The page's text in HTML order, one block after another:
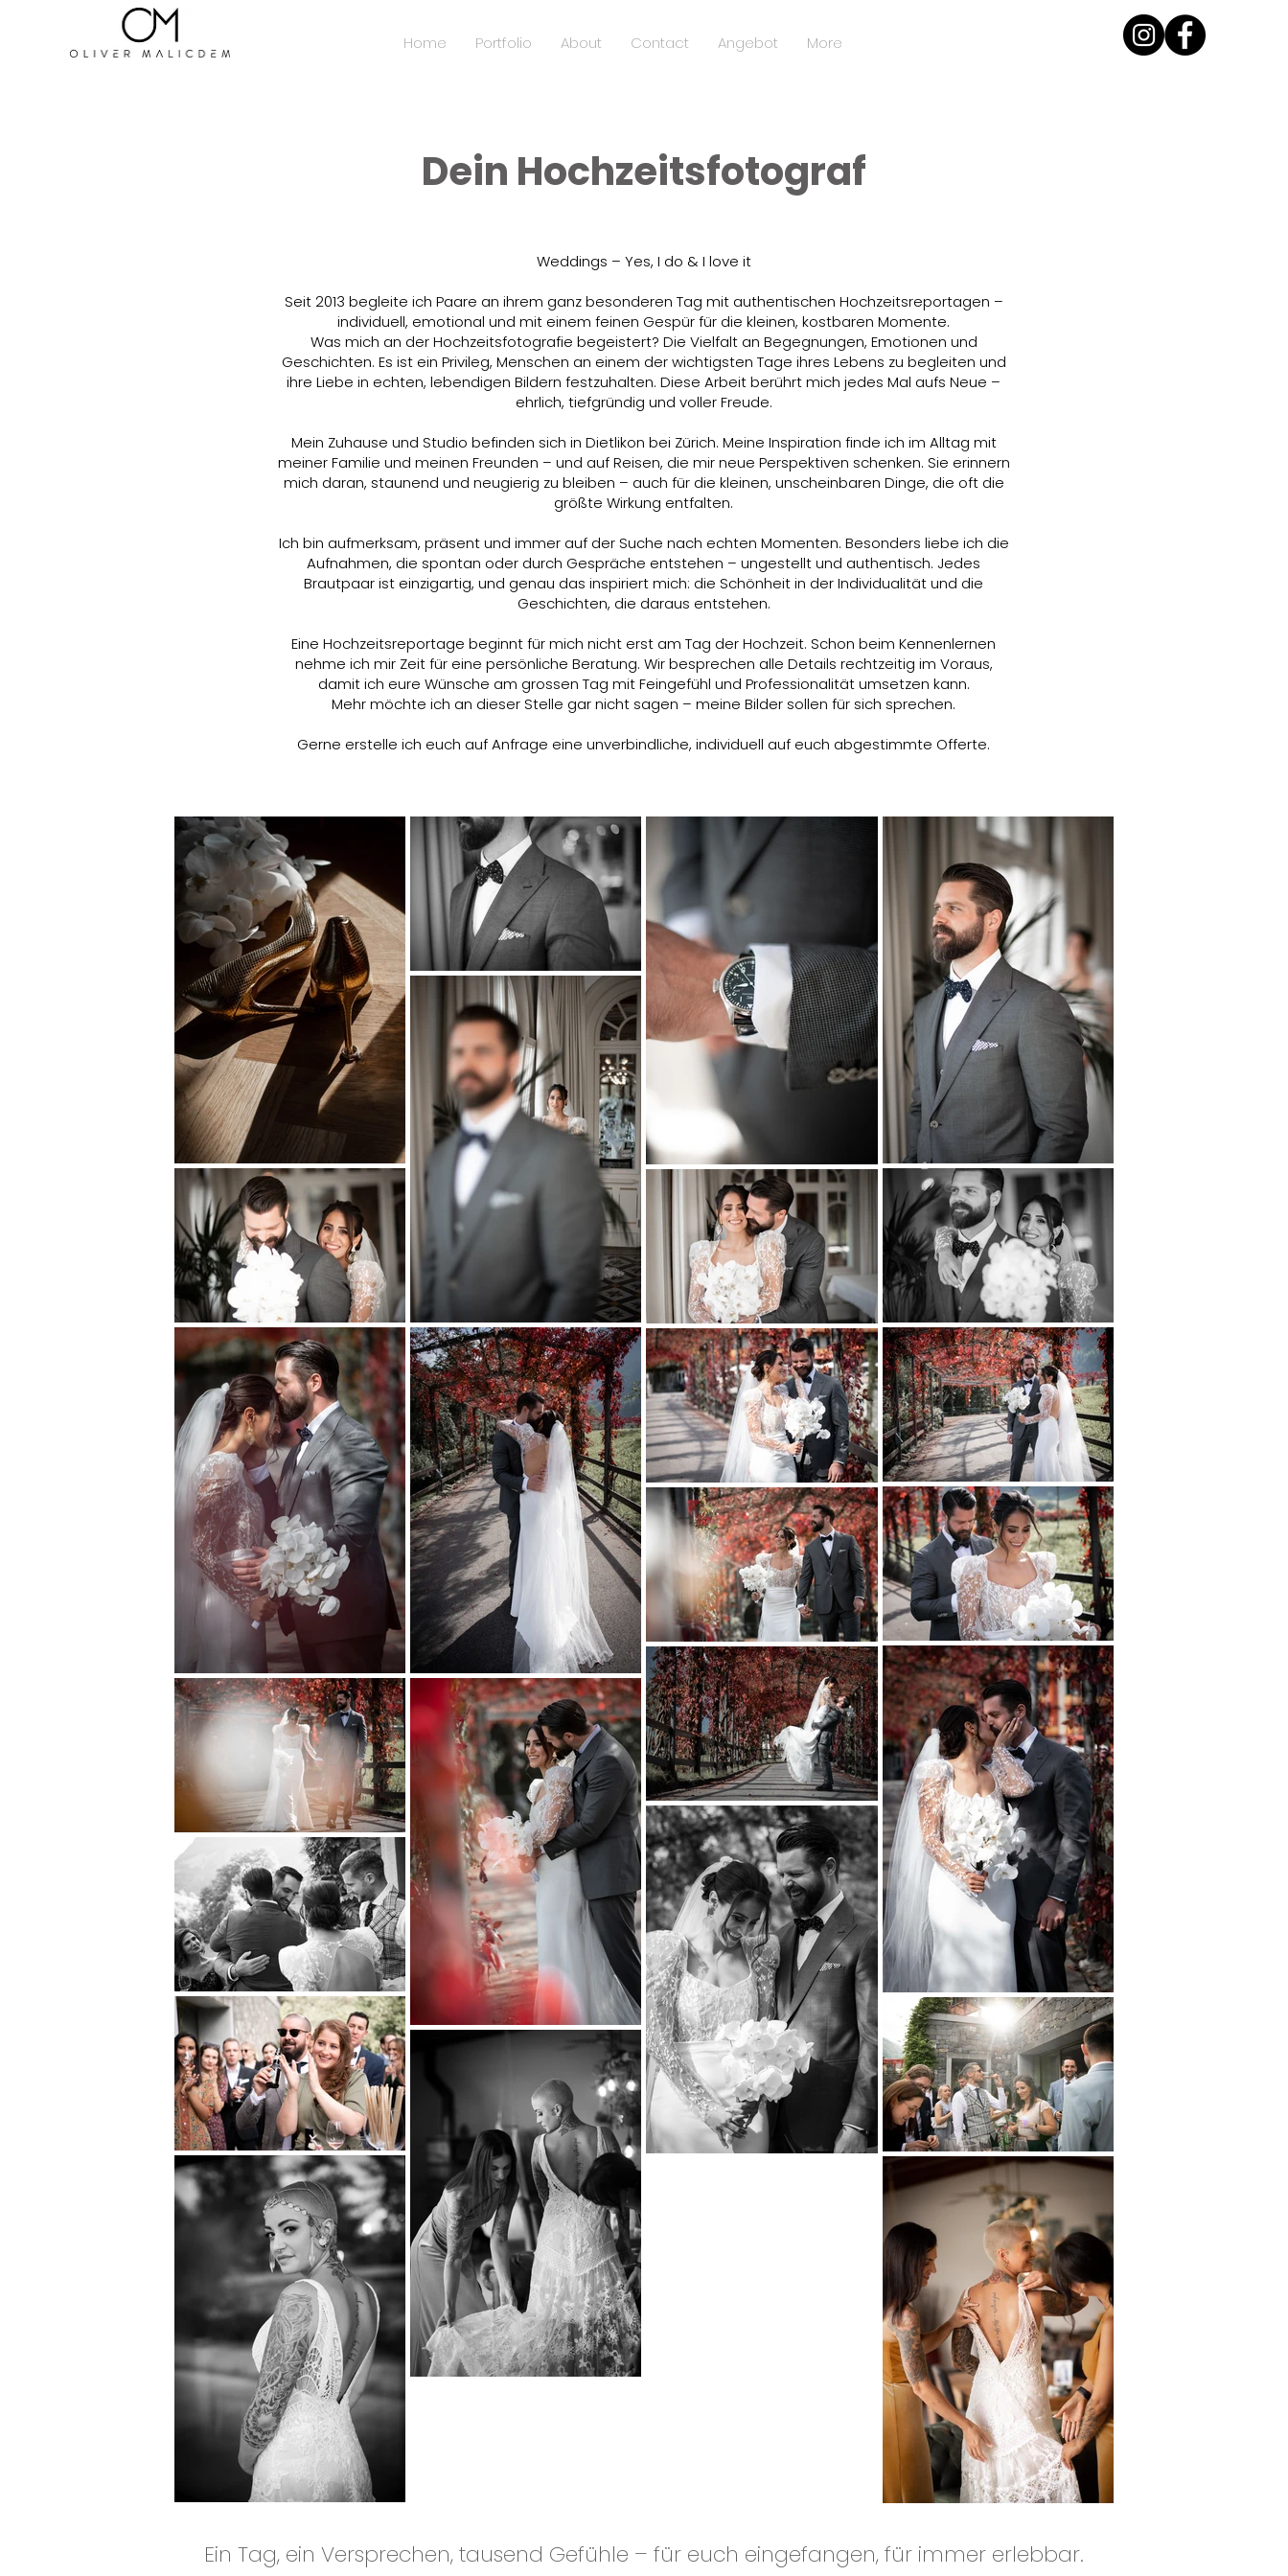
Home Portfolio About Contact Angebot More
Dein Hochzeitsfotograf
Weddings – Yes, I do & I love it
Seit 2013 begleite ich Paare an ihrem ganz besonderen Tag mit authentischen Hochzeitsreportagen –
individuell, emotional und mit einem feinen Gespür für die kleinen, kostbaren Momente.
Was mich an der Hochzeitsfotografie begeistert? Die Vielfalt an Begegnungen, Emotionen und
Geschichten. Es ist ein Privileg, Menschen an einem der wichtigsten Tage ihres Lebens zu begleiten und
ihre Liebe in echten, lebendigen Bildern festzuhalten. Diese Arbeit berührt mich jedes Mal aufs Neue –
ehrlich, tiefgründig und voller Freude.
Mein Zuhause und Studio befinden sich in Dietlikon bei Zürich. Meine Inspiration finde ich im Alltag mit
meiner Familie und meinen Freunden – und auf Reisen, die mir neue Perspektiven schenken. Sie erinnern
mich daran, staunend und neugierig zu bleiben – auch für die kleinen, unscheinbaren Dinge, die oft die
größte Wirkung entfalten.
Ich bin aufmerksam, präsent und immer auf der Suche nach echten Momenten. Besonders liebe ich die
Aufnahmen, die spontan oder durch Gespräche entstehen – ungestellt und authentisch. Jedes
Brautpaar ist einzigartig, und genau das inspiriert mich: die Schönheit in der Individualität und die
Geschichten, die daraus entstehen.
Eine Hochzeitsreportage beginnt für mich nicht erst am Tag der Hochzeit. Schon beim Kennenlernen
nehme ich mir Zeit für eine persönliche Beratung. Wir besprechen alle Details rechtzeitig im Voraus,
damit ich eure Wünsche am grossen Tag mit Feingefühl und Professionalität umsetzen kann.
Mehr möchte ich an dieser Stelle gar nicht sagen – meine Bilder sollen für sich sprechen.
Gerne erstelle ich euch auf Anfrage eine unverbindliche, individuell auf euch abgestimmte Offerte.
Ein Tag, ein Versprechen, tausend Gefühle – für euch eingefangen, für immer erlebbar.